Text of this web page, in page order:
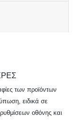
των προϊόντων
ειδικά σε
οθόνης και